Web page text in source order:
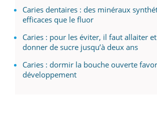
Caries dentaires : des minéraux
efficaces que le fluor
Caries : pour les éviter, il faut allaiter
donner de sucre jusqu’à deux ans
Caries : dormir la bouche ouverte
développement